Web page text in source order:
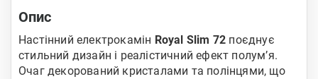
Опис
Настінний електрокамін Royal Slim 72 поєднує
стильний дизайн і реалістичний ефект полум’я.
Очаг декорований кристалами та полінцями, що